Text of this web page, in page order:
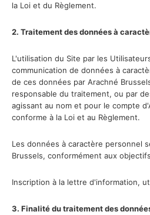
la Loi et du Règlement.
2. Traitement des données à
L'utilisation du Site par les
communication de données à
de ces données par Arachné
responsable du traitement, ou par
agissant au nom et pour le compte
conforme à la Loi et au Règlement.
Les données à caractère personnel
Brussels, conformément aux
Inscription à la lettre d'information,
3. Finalité du traitement des